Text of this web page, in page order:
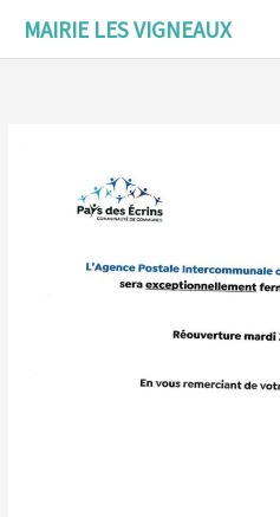
contenu
MAIRIE LES VIGNEAUX